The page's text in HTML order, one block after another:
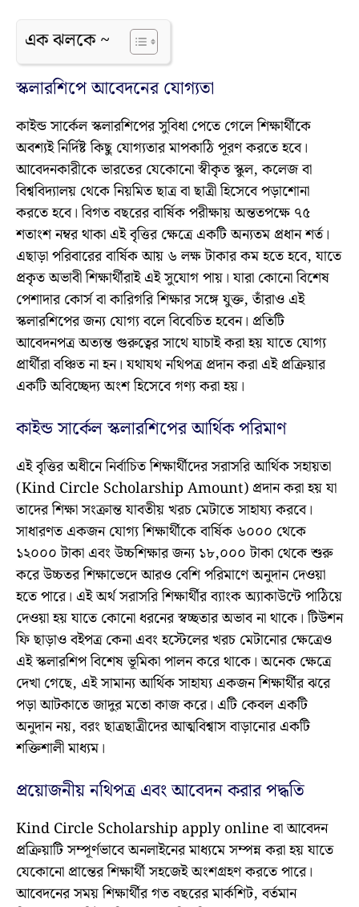
এক ঝলকে ~
স্কলারশিপে আবেদনের যোগ্যতা
কাইন্ড সার্কেল স্কলারশিপের সুবিধা পেতে গেলে শিক্ষার্থীকে
অবশ্যই নির্দিষ্ট কিছু যোগ্যতার মাপকাঠি পূরণ করতে হবে।
আবেদনকারীকে ভারতের যেকোনো স্বীকৃত স্কুল, কলেজ বা
বিশ্ববিদ্যালয় থেকে নিয়মিত ছাত্র বা ছাত্রী হিসেবে পড়াশোনা
করতে হবে। বিগত বছরের বার্ষিক পরীক্ষায় অন্ততপক্ষে ৭৫
শতাংশ নম্বর থাকা এই বৃত্তির ক্ষেত্রে একটি অন্যতম প্রধান শর্ত।
এছাড়া পরিবারের বার্ষিক আয় ৬ লক্ষ টাকার কম হতে হবে, যাতে
প্রকৃত অভাবী শিক্ষার্থীরাই এই সুযোগ পায়। যারা কোনো বিশেষ
পেশাদার কোর্স বা কারিগরি শিক্ষার সঙ্গে যুক্ত, তাঁরাও এই
স্কলারশিপের জন্য যোগ্য বলে বিবেচিত হবেন। প্রতিটি
আবেদনপত্র অত্যন্ত গুরুত্বের সাথে যাচাই করা হয় যাতে যোগ্য
প্রার্থীরা বঞ্চিত না হন। যথাযথ নথিপত্র প্রদান করা এই প্রক্রিয়ার
একটি অবিচ্ছেদ্য অংশ হিসেবে গণ্য করা হয়।
কাইন্ড সার্কেল স্কলারশিপের আর্থিক পরিমাণ
এই বৃত্তির অধীনে নির্বাচিত শিক্ষার্থীদের সরাসরি আর্থিক সহায়তা
(Kind Circle Scholarship Amount) প্রদান করা হয় যা
তাদের শিক্ষা সংক্রান্ত যাবতীয় খরচ মেটাতে সাহায্য করবে।
সাধারণত একজন যোগ্য শিক্ষার্থীকে বার্ষিক ৬০০০ থেকে
১২০০০ টাকা এবং উচ্চশিক্ষার জন্য ১৮,০০০ টাকা থেকে শুরু
করে উচ্চতর শিক্ষাভেদে আরও বেশি পরিমাণে অনুদান দেওয়া
হতে পারে। এই অর্থ সরাসরি শিক্ষার্থীর ব্যাংক অ্যাকাউন্টে পাঠিয়ে
দেওয়া হয় যাতে কোনো ধরনের স্বচ্ছতার অভাব না থাকে। টিউশন
ফি ছাড়াও বইপত্র কেনা এবং হস্টেলের খরচ মেটানোর ক্ষেত্রেও
এই স্কলারশিপ বিশেষ ভূমিকা পালন করে থাকে। অনেক ক্ষেত্রে
দেখা গেছে, এই সামান্য আর্থিক সাহায্য একজন শিক্ষার্থীর ঝরে
পড়া আটকাতে জাদুর মতো কাজ করে। এটি কেবল একটি
অনুদান নয়, বরং ছাত্রছাত্রীদের আত্মবিশ্বাস বাড়ানোর একটি
শক্তিশালী মাধ্যম।
প্রয়োজনীয় নথিপত্র এবং আবেদন করার পদ্ধতি
Kind Circle Scholarship apply online বা আবেদন
প্রক্রিয়াটি সম্পূর্ণভাবে অনলাইনের মাধ্যমে সম্পন্ন করা হয় যাতে
যেকোনো প্রান্তের শিক্ষার্থী সহজেই অংশগ্রহণ করতে পারে।
আবেদনের সময় শিক্ষার্থীর গত বছরের মার্কশিট, বর্তমান